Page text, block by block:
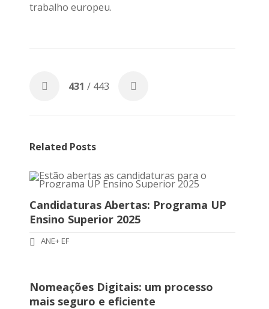
trabalho europeu.
431 / 443
Related Posts
Candidaturas Abertas: Programa UP
Ensino Superior 2025
ANE+ EF
Nomeações Digitais: um processo
mais seguro e eficiente